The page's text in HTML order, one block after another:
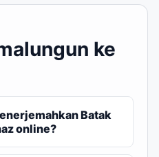
ke
Batak
online?